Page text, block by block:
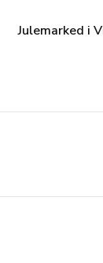
Julemarked i